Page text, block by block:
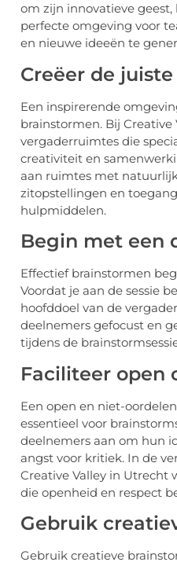
om zijn innovatieve geest,
perfecte omgeving voor
en nieuwe ideeën te
Creëer de
Een inspirerende
brainstormen. Bij
vergaderruimtes die
creativiteit en
aan ruimtes met
zitopstellingen en
hulpmiddelen.
Begin met een
Effectief brainstormen
Voordat je aan de sessie
hoofddoel van de
deelnemers gefocust en
tijdens de
Faciliteer open
Een open en niet-
essentieel voor
deelnemers aan om hun
angst voor kritiek. In de
Creative Valley in Utrecht
die openheid en respect
Gebruik
Gebruik creatieve